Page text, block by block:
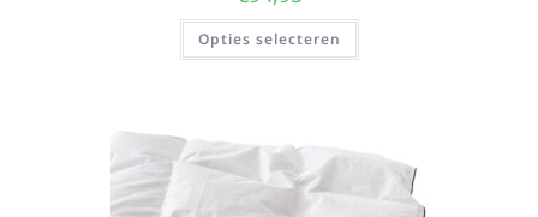
Opties selecteren